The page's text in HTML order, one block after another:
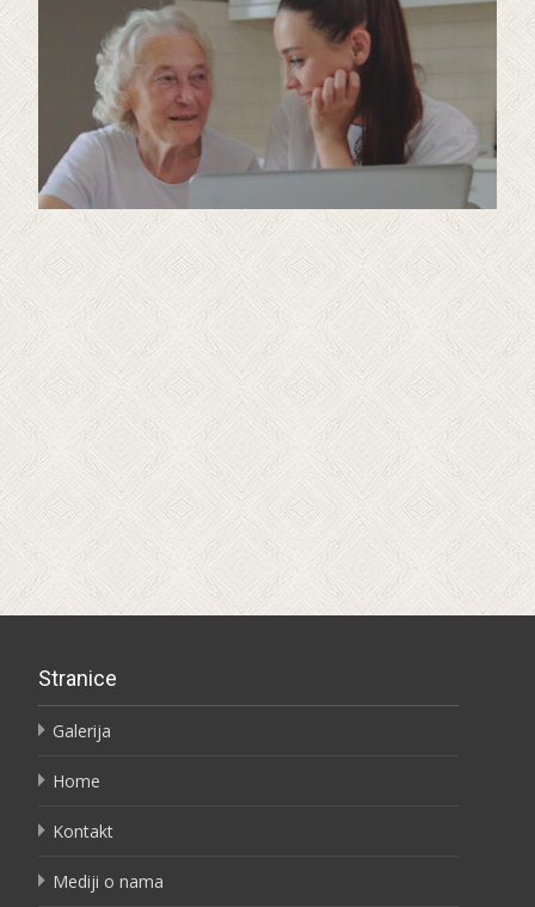
Stranice
Galerija
Home
Kontakt
Mediji o nama